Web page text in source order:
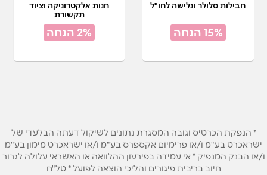
חבילות סלולר וגלישה לחו"ל
15% הנחה
חנות אלקטרוניקה וציוד
תקשורת
2% הנחה
* הנפקת הכרטיס וגובה המסגרת נתונים לשיקול דעתה הבלעדי של
ישראכרט בע"מ ו/או פרימיום אקספרס בע"מ ו/או ישראכרט מימון בע"מ
ו/או הבנק המנפיק * אי עמידה בפירעון ההלוואה או האשראי עלולה לגרור
חיוב בריבית פיגורים והליכי הוצאה לפועל * טל"ח